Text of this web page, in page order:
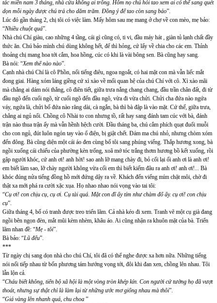
tác miền nam 3 tháng, nhà cửa không ai trông. Hôm nọ chú hỏi tao xem ai có thể sang quét
dọn mỗi ngày được chú trả cho dăm trăm. Đồng ý để tao còn sang bảo”.
Lúc đó gần tháng 2, chị tôi có việc làm. Mấy hôm sau mẹ mang ở chợ về con mèo, mẹ bảo:
“Nhiều chuột quá”.
Nhà chú Chí giàu, cao những 4 tầng, cái gì cũng có, ti vi, đầu máy hát , giàn tủ lạnh chất đầy
thức ăn. Chú bảo mình chú dùng không hết, để thì hỏng, cứ lấy về chia cho các em. Thỉnh
thoảng chị mang hoa tới cắm, hoa hồng, cúc có khi là vài bông sen. Bà cũng hay sang.
Bà nói: “Xem thế nào nào”.
Cạnh nhà chú Chí là cô Phồn, nổi tiếng điêu, ngoa ngoắt, có hai mặt con mà vẫn liếc mắt
đong giai. Hàng xóm láng giềng cứ xì xào về mối quan hệ của chú Chí với cô. Xì xào mãi
mà chẳng ai dám nói thẳng, cô điên tiết, giữa trưa nắng chang chang, đầu trần chân đất, đi từ
đầu ngõ đến cuối ngõ, từ cuối ngõ đến đầu ngõ, vừa đi vừa chửi. Chửi cha đứa nào ngứa
váy, ngứa là, chửi bố đứa nào răng dài, cà ngắn, bà thì bà đập là vào mặt. Cứ thế, giữa trưa,
chẳng ai ngủ nổi. Chồng cô Nhài to con nhưng tồ, rất hay sang đánh tam cúc với bà, đánh
trận nào thua trận ấy mà vẫn hềnh hệch cười. Đầu tháng ba, chú cắm phích quạt đuổi muỗi
cho con ngủ, đút luôn ngón tay vào ổ điện, bị giật chết. Đám ma chú nhỏ, nhưng chòm xóm
đến đông. Bà cũng diện một cái áo đen cùng bố tôi sang phúng viếng. Thắp hương xong, bà
ngồi xuống cái chiếu của phường kèn trống, xoã mớ tóc trắng thơm hương bồ kết xuống, rồi
gập người khóc, cứ anh ơi! anh hời! sao anh lỡ mang chày đi, bỏ cối lại ối anh ơi là anh ơi!
em biết làm sao, lỡ chày người không vừa cối em thì biết kiếm đâu ra anh ơi! anh ơi!... Bà
khóc đúng nửa tiếng đồng hồ mới đứng dậy ra về. Khách đến viếng mím chặt môi, chờ đi
thật xa mới phá ra cười xặc xụa. Họ nhao nhao nói vọng vào tai tôi:
“Cụ ơi! con chịu cụ, cụ ơi. Cụ tài quá. Mặt con đĩ ấy tím như chàm đổ ấy. cụ ơi! con chịu
cụ”.
Giữa tháng 4, bố có tranh được treo triển lãm. Cả nhà kéo đi xem. Tranh vẽ một cụ già đang
ngồi bên ngọn đèn, mắt mũi kèm nhèm, khâu áo. Ai cũng nhận ra khuôn mặt của bà. Triển
lãm nhan đề: “Mẹ - tôi”.
Bà bảo: “Lũ đểu”.
***
Từ ngày chị sang dọn nhà cho chú Chí, tôi đã có thể nghe được xa hơn nữa. Những tiếng
nói nối tiếp nhau từ bốn phương tám hướng vọng tới, đôi khi đan xen, chồng lên nhau. Tôi
lẫn lộn cả.
“Cháu biết không, tiến bộ xã hội là một vòng tròn khép kín. Con người cứ tưởng họ đã vượt
thoát, nhưng sự thật chỉ là làm lại từ những ước mơ giống nhau mà thôi”.
“Giá vàng lên nhanh quá, chu choa ”